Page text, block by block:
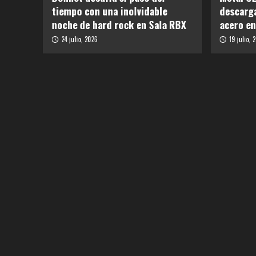
tiempo con una inolvidable
noche de hard rock en Sala RBX
24 julio, 2026
acero
19 julio,